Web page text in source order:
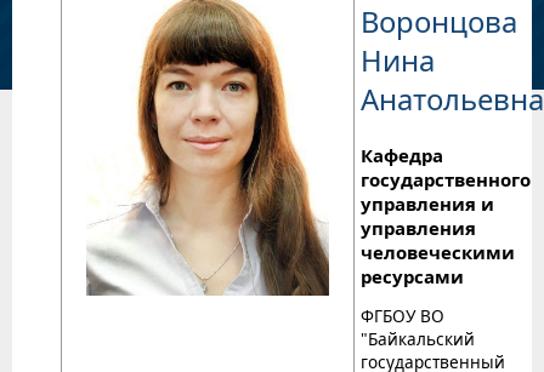
Воронцова
Нина
Анатольевна
Кафедра
государственного
управления и
управления
человеческими
ресурсами
ФГБОУ ВО
"Байкальский
государственный